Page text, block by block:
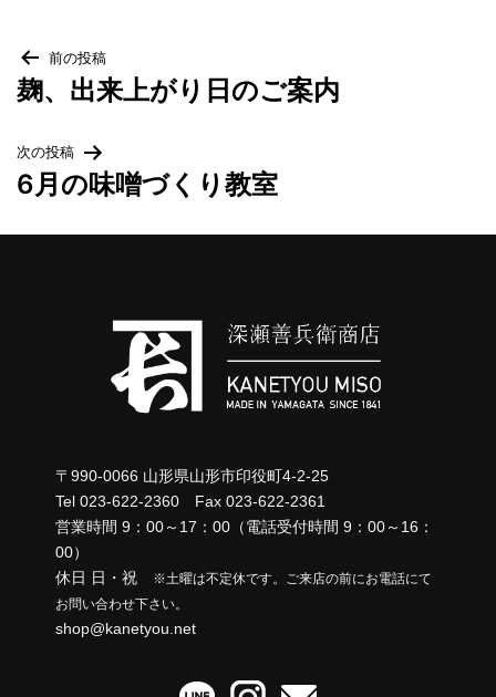
投
ナ
ビ
前の投稿
麹、出来上がり日のご案内
次の投稿
6月の味噌づくり教室
〒990-0066 山形県山形市印役町4-2-25
Tel 023-622-2360 Fax 023-622-2361
営業時間 9：00～17：00（電話受付時間 9：00～16：
00）
休日 日・祝
※土曜は不定休です。ご来店の前にお電話にて
お問い合わせ下さい。
shop@kanetyou.net